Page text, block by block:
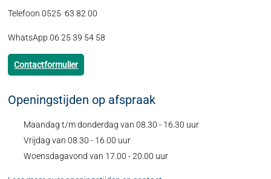
Telefoon 0525 63 82 00
WhatsApp 06 25 39 54 58
Contactformulier
Openingstijden op afspraak
Maandag t/m donderdag van 08.30 - 16.30 uur
Vrijdag van 08.30 - 16.00 uur
Woensdagavond van 17.00 - 20.00 uur